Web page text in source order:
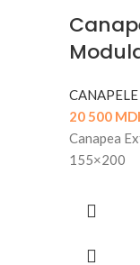
20 500
Canapea
155×200